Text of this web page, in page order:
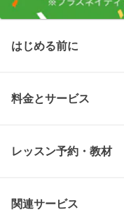
はじめる前に
料金とサービス
レッスン予約・教材
関連サービス